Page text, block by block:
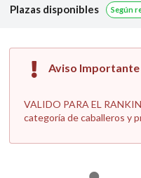
Plazas disponibles Según
Aviso Importante
VALIDO PARA EL
categoría de caballeros y